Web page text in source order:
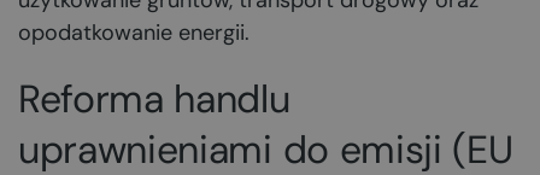
opodatkowanie energii.
Reforma handlu
uprawnieniami do emisji (EU